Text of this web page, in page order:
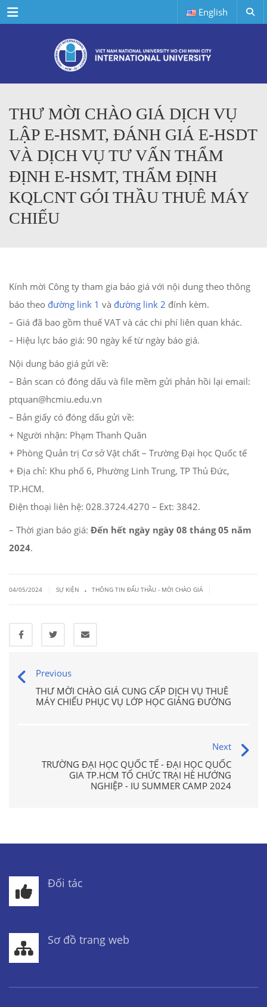
Menu English
THƯ MỜI CHÀO GIÁ DỊCH VỤ
LẬP E-HSMT, ĐÁNH GIÁ E-HSDT
VÀ DỊCH VỤ TƯ VẤN THẨM
ĐỊNH E-HSMT, THẨM ĐỊNH
KQLCNT GÓI THẦU THUÊ MÁY
CHIẾU
Kính mời Công ty tham gia báo giá với nội dung theo thông
báo theo đường link 1 và đường link 2 đính kèm.
– Giá đã bao gồm thuế VAT và các chi phí liên quan khác.
– Hiệu lực báo giá: 90 ngày kể từ ngày báo giá.
Nội dung báo giá gửi về:
– Bản scan có đóng dấu và file mềm gửi phản hồi lại email:
ptquan@hcmiu.edu.vn
– Bản giấy có đóng dấu gửi về:
+ Người nhận: Phạm Thanh Quân
+ Phòng Quản trị Cơ sở Vật chất – Trường Đại học Quốc tế
+ Địa chỉ: Khu phố 6, Phường Linh Trung, TP Thủ Đức,
TP.HCM.
Điện thoại liên hệ: 028.3724.4270 – Ext: 3842.
– Thời gian báo giá: Đến hết ngày ngày 08 tháng 05 năm
2024.
04/05/2024 SỰ KIỆN . THÔNG TIN ĐẤU THẦU - MỜI CHÀO GIÁ
Previous
THƯ MỜI CHÀO GIÁ CUNG CẤP DỊCH VỤ THUÊ
MÁY CHIẾU PHỤC VỤ LỚP HỌC GIẢNG ĐƯỜNG
Next
TRƯỜNG ĐẠI HỌC QUỐC TẾ - ĐẠI HỌC QUỐC
GIA TP.HCM TỔ CHỨC TRẠI HÈ HƯỚNG
NGHIỆP - IU SUMMER CAMP 2024
Đối tác
Sơ đồ trang web